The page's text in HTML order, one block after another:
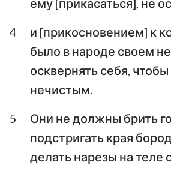
Аггей
Малахия
4
и [прикосновением] к
было в народе своем
осквернять себя,
нечистым.
5
Они не должны брить
подстригать края
делать нарезы на теле